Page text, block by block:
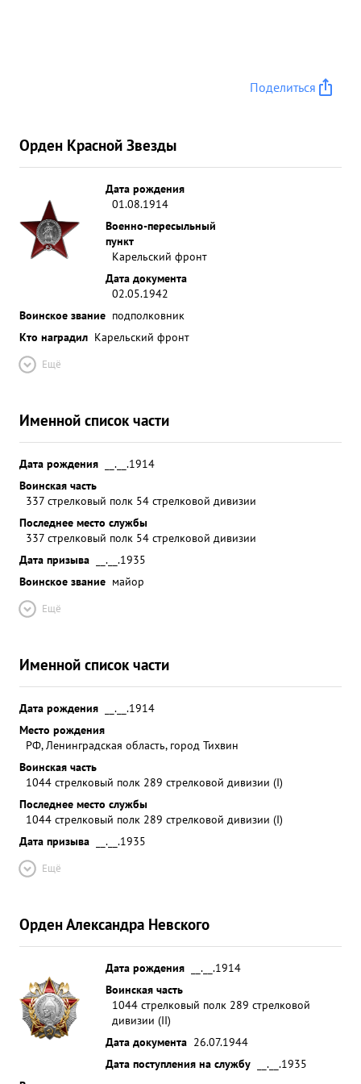
Поделиться
Орден Красной Звезды
Дата рождения
01.08.1914
Военно-пересыльный
пункт
Карельский фронт
Дата документа
02.05.1942
Воинское звание подполковник
Кто наградил Карельский фронт
Ещё
Именной список части
Дата рождения
__.__.1914
Воинская часть
337 стрелковый полк 54 стрелковой дивизии
Последнее место службы
337 стрелковый полк 54 стрелковой дивизии
Дата призыва
__.__.1935
Воинское звание майор
Ещё
Именной список части
Дата рождения
__.__.1914
Место рождения
РФ, Ленинградская область, город Тихвин
Воинская часть
1044 стрелковый полк 289 стрелковой дивизии (I)
Последнее место службы
1044 стрелковый полк 289 стрелковой дивизии (I)
Дата призыва
__.__.1935
Ещё
Орден Александра Невского
Дата рождения
__.__.1914
Воинская часть
1044 стрелковый полк 289 стрелковой
дивизии (II)
Дата документа 26.07.1944
Дата поступления на службу
__.__.1935